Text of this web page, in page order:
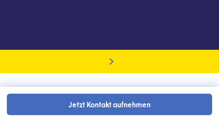
Jetzt Kontakt aufnehmen